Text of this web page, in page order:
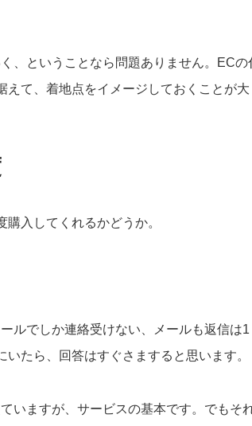
、ということなら問題ありません。ECの
て、着地点をイメージしておくことが大
入してくれるかどうか。
ルでしか連絡受けない、メールも返信は1
たら、回答はすぐさますると思います。
いますが、サービスの基本です。でもそ